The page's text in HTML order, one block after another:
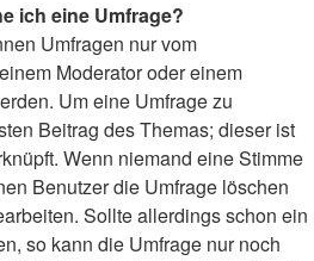
ich eine Umfrage?
Umfragen nur vom
Moderator oder einem
Um eine Umfrage zu
Beitrag des Themas; dieser ist
Wenn niemand eine Stimme
Benutzer die Umfrage löschen
Sollte allerdings schon ein
so kann die Umfrage nur noch